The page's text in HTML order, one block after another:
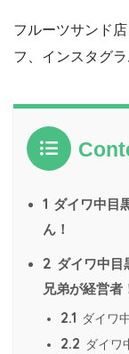
フルーツサンド
フ、インスタグ
1 ダイワ中目
ん！
2 ダイワ中目
兄弟が経営者
2.1 ダイワ
2.2 ダイワ